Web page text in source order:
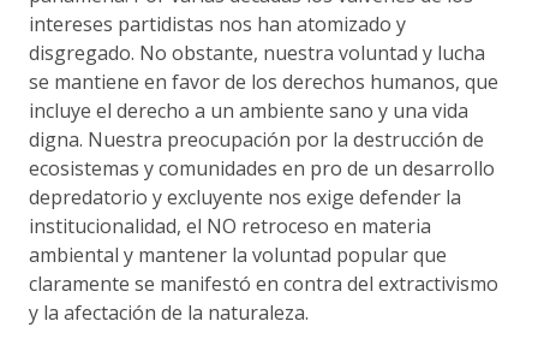
intereses partidistas nos han atomizado y
disgregado. No obstante, nuestra voluntad y lucha
se mantiene en favor de los derechos humanos, que
incluye el derecho a un ambiente sano y una vida
digna. Nuestra preocupación por la destrucción de
ecosistemas y comunidades en pro de un desarrollo
depredatorio y excluyente nos exige defender la
institucionalidad, el NO retroceso en materia
ambiental y mantener la voluntad popular que
claramente se manifestó en contra del extractivismo
y la afectación de la naturaleza.